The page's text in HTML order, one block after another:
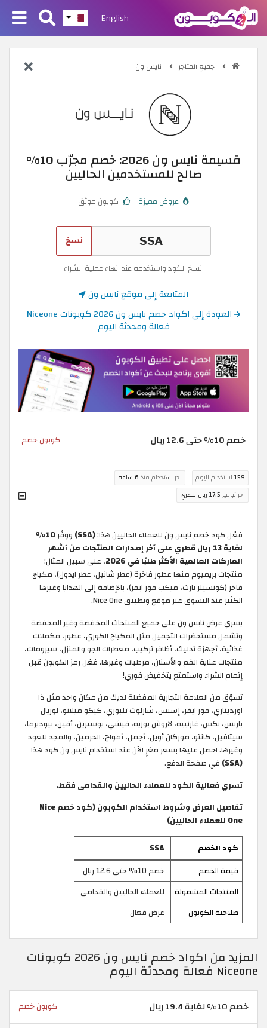
English
جميع المتاجر نايس ون
قسيمة نايس ون 2026: خصم مجرّب 10%
صالح للمستخدمين الحاليين
عروض مميزة كوبون موثق
نسخ
انسخ الكود واستخدمه عند انهاء عملية الشراء
المتابعة إلى موقع نايس ون
العودة إلى اكواد خصم نايس ون 2026 كوبونات Niceone
فعالة ومحدثة اليوم
خصم 10% حتى 12.6 ريال كوبون خصم
159 استخدام اليوم اخر استخدام منذ 6 ساعة
اخر توفير 17.5 ريال قطري
فعّل كود خصم نايس ون للعملاء الحاليين هذا:(SSA) ووفّر
10%
لغاية 13 ريال قطري على آخر إصدارات المنتجات من أشهر
الماركات العالمية الأكثر طلبًا في 2026
، على سبيل المثال:
منتجات بريميوم منها عطور فاخرة (عطر شانيل، عطر ايدول)، مكياج
فاخر (كونسيلر تارت، ميكب فور ايفر)، بالإضافة إلى الهدايا وغيرها
الكثير عند التسوق عبر موقع وتطبيق Nice One.
يسري عرض نايس ون على جميع المنتجات المخفضة وغير المخفضة
وتشمل مستحضرات التجميل مثل المكياج الكوري، عطور، مكملات
غذائية، أجهزة تدليك، أظافر تركيب، معطرات الجو والمنزل، سيرومات،
منتجات عناية الفم والأسنان، مرطبات وغيرها. فعّل رمز الكوبون قبل
إتمام الشراء واستمتع يتخفيض فوري!
تسوّق من العلامة التجارية المفضلة لديك من مكان واحد مثل ذا
اورديناري، فور ايفر، إسنس، شارلوت تلبوري، كيكو ميلانو، لوريال
باريس، نكس، غارنييه، لاروش بوزيه، فيشي، يوسيرين، أفين، بيوديرما،
سيتافيل، كانتو، موركان أويل، أجمل، أمواج، الحرمين، والمجد للعود
وغيرها. احصل عليها بسعر مغرٍ الآن عند استخدام نايس ون كود هذا
(SSA)
في صفحة الدفع.
تسري فعالية الكود للعملاء الحاليين والقدامى فقط.
تفاصيل العرض وشروط استخدام الكوبون (كود خصم Nice
One للعملاء الحاليين)
كود الخصم
SSA
قيمة الخصم
خصم 10% حتى 12.6 ريال
المنتجات المشمولة
للعملاء الحاليين والقدامى
صلاحية الكوبون
عرض فعال
المزيد من اكواد خصم نايس ون 2026 كوبونات
Niceone فعالة ومحدثة اليوم
خصم 10% لغاية 19.4 ريال كوبون خصم